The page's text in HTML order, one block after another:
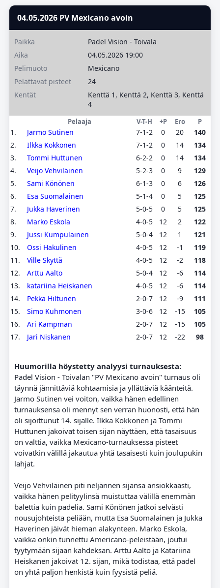
04.05.2026 PV Mexicano avoin
Paikka
Padel Vision - Toivala
Aika
04.05.2026 19:00
Pelimuoto
Mexicano
Pelattavat pisteet
24
Kentät
Kenttä 1, Kenttä 2, Kenttä 3, Kenttä
4
Pelaaja V-T-H +P Ero P
1. Jarmo Sutinen 7-1-2 0 20
140
2.
Ilkka Kokkonen 7-1-2 0 14
134
3.
Tommi Huttunen 6-2-2 0 14
134
4.
Veijo Vehviläinen 5-2-3 0 9
129
5.
Sami Könönen 6-1-3 0 6
126
6.
Esa Suomalainen 5-1-4 0 5
125
7.
Jukka Haverinen 5-0-5 0 5
125
8.
Marko Eskola 4-0-5 12 2
122
9.
Jussi Kumpulainen 5-0-4 12 1
121
10.
Ossi Hakulinen 4-0-5 12 -1
119
11.
Ville Skyttä 4-0-5 12 -2
118
12.
Arttu Aalto 5-0-4 12 -6
114
13.
katariina Heiskanen 4-0-5 12 -6
114
14.
Pekka Hiltunen 2-0-7 12 -9
111
15.
Simo Kuhmonen 3-0-6 12 -15
105
16.
Ari Kampman 2-0-7 12 -15
105
17.
Jari Niskanen 2-0-7 12 -22 98
Huumorilla höystetty analyysi turnauksesta:
Padel Vision - Toivalan "PV Mexicano avoin" turnaus oli
täynnä jännittäviä kohtaamisia ja yllättäviä käänteitä.
Jarmo Sutinen vei voiton, vaikka hänen edellinen
turnauksensa oli mennyt sen verran huonosti, että hän
oli sijoittunut 14. sijalle. Ilkka Kokkonen ja Tommi
Huttunen jakoivat toisen sijan näyttäen, että tasaisuus
on valttia, vaikka Mexicano-turnauksessa pisteet
voivatkin välillä jakautua yhtä tasaisesti kuin joulupukin
lahjat.
Veijo Vehviläinen piti neljännen sijansa ansiokkaasti,
vaikka hänen pelityylinsä muistuttaa välillä enemmän
balettia kuin padelia. Sami Könönen jatkoi selvästi
nousujohteista peliään, mutta Esa Suomalainen ja Jukka
Haverinen jäivät hieman alakynteen. Marko Eskola,
vaikka onkin tunnettu Americano-peleistään, joutui
tyytymään sijaan kahdeksan. Arttu Aalto ja Katariina
Heiskanen jakoivat 12. sijan, mikä todistaa, että padel
on yhtä paljon henkistä kuin fyysistä peliä.